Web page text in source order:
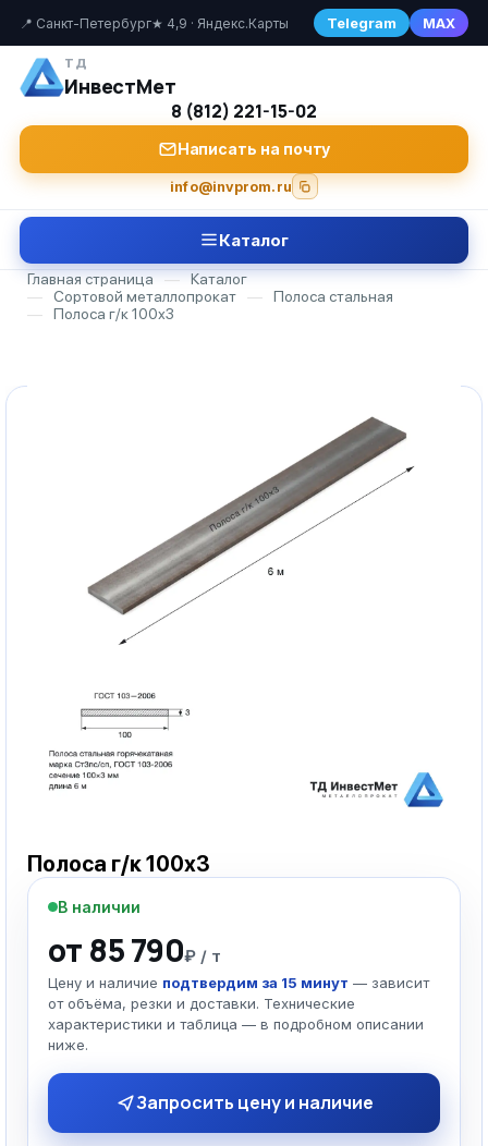
📍 Санкт-Петербург★ 4,9 · Яндекс.Карты Telegram MAX
ТД
ИнвестМет
8 (812) 221-15-02
Написать на почту
info@invprom.ru
Каталог
Главная страница —
Каталог
—
Сортовой металлопрокат —
Полоса стальная
—
Полоса г/к 100х3
Полоса г/к 100х3
В наличии
от 85 790₽ / т
Цену и наличие подтвердим за 15 минут — зависит
от объёма, резки и доставки. Технические
характеристики и таблица — в подробном описании
ниже.
Запросить цену и наличие